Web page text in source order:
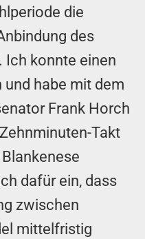
die
des
Ich konnte einen
und habe mit dem
Frank Horch
Takt
dafür ein, dass
zwischen
mittelfristig